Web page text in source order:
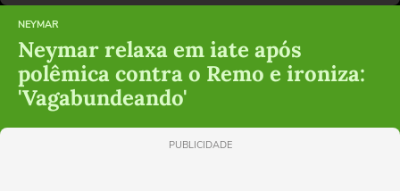
NEYMAR
Neymar relaxa em iate após
polêmica contra o Remo e ironiza:
'Vagabundeando'
PUBLICIDADE